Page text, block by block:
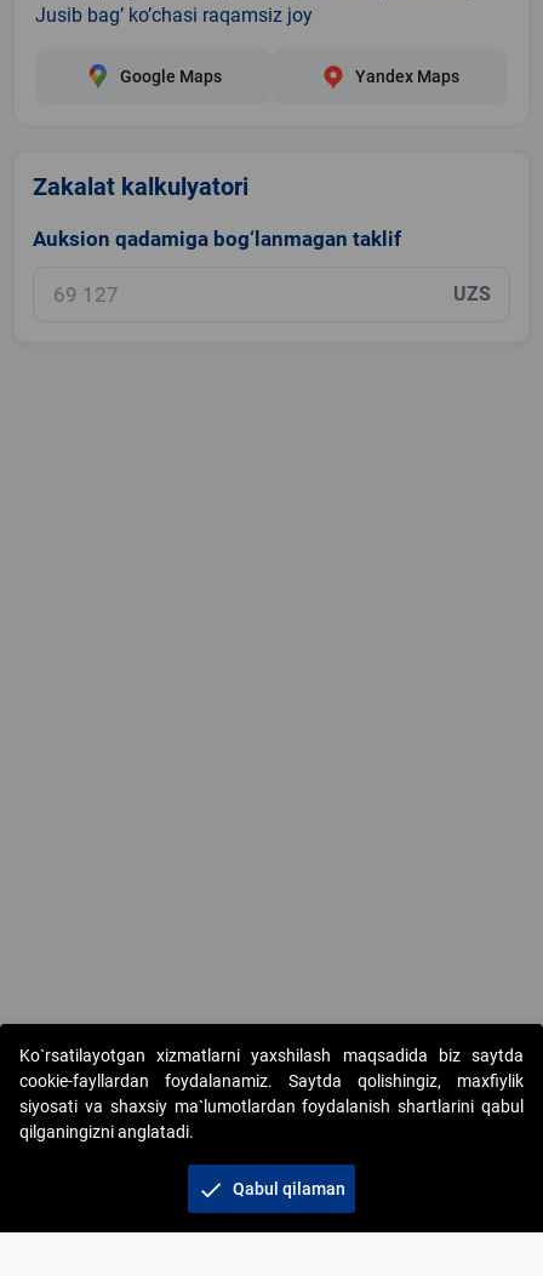
Jusib bag’ ko’chasi raqamsiz joy
Google Maps Yandex Maps
Zakalat kalkulyatori
Auksion qadamiga bog‘lanmagan taklif
UZS
Copyright © 2017-2026. "Elektron onlayn-auksionlarni
tashkil etish" AJ. Barcha huquqlar himoyalangan
Ko`rsatilayotgan xizmatlarni yaxshilash maqsadida biz saytda
cookie-fayllardan foydalanamiz. Saytda qolishingiz, maxfiylik
siyosati va shaxsiy ma`lumotlardan foydalanish shartlarini qabul
qilganingizni anglatadi.
check Qabul qilaman